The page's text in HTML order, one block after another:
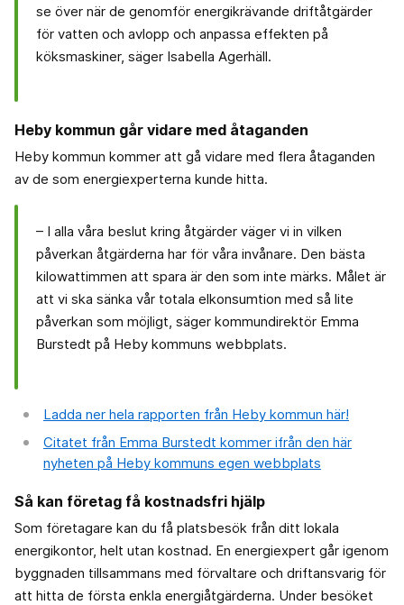
se över när de genomför energikrävande driftåtgärder
för vatten och avlopp och anpassa effekten på
köksmaskiner, säger Isabella Agerhäll.
Heby kommun går vidare med åtaganden
Heby kommun kommer att gå vidare med flera åtaganden
av de som energiexperterna kunde hitta.
– I alla våra beslut kring åtgärder väger vi in vilken
påverkan åtgärderna har för våra invånare. Den bästa
kilowattimmen att spara är den som inte märks. Målet är
att vi ska sänka vår totala elkonsumtion med så lite
påverkan som möjligt, säger kommundirektör Emma
Burstedt på Heby kommuns webbplats.
Ladda ner hela rapporten från Heby kommun här!
Citatet från Emma Burstedt kommer ifrån den här
nyheten på Heby kommuns egen webbplats
Så kan företag få kostnadsfri hjälp
Som företagare kan du få platsbesök från ditt lokala
energikontor, helt utan kostnad. En energiexpert går igenom
byggnaden tillsammans med förvaltare och driftansvarig för
att hitta de första enkla energiåtgärderna. Under besöket